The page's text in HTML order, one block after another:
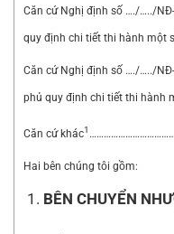
Căn cứ Nghị định số …./…../
quy định chi tiết thi hành một
Căn cứ Nghị định số …./…../
phủ quy định chi tiết thi hành
Căn cứ khác1
Hai bên chúng tôi gồm:
BÊN CHUYỂN